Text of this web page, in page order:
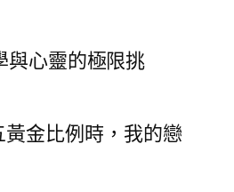
與心靈的極限挑
黃金比例時，我的戀